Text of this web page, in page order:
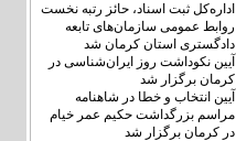
اداره‌کل ثبت اسناد، حائز رتبه نخست
روابط عمومی سازمان‌های تابعه
دادگستری استان کرمان شد
آیین نکوداشت روز ایران‌شناسی در
کرمان برگزار شد
آیین انتخاب و خطا در شاهنامه
مراسم بزرگداشت حکیم عمر خیام
در کرمان برگزار شد